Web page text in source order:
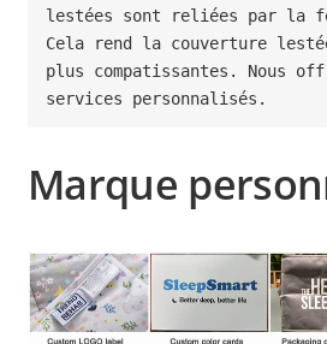
lestées sont reliées par la
Cela rend la couverture
plus compatissantes. Nous
services personnalisés.
Marque